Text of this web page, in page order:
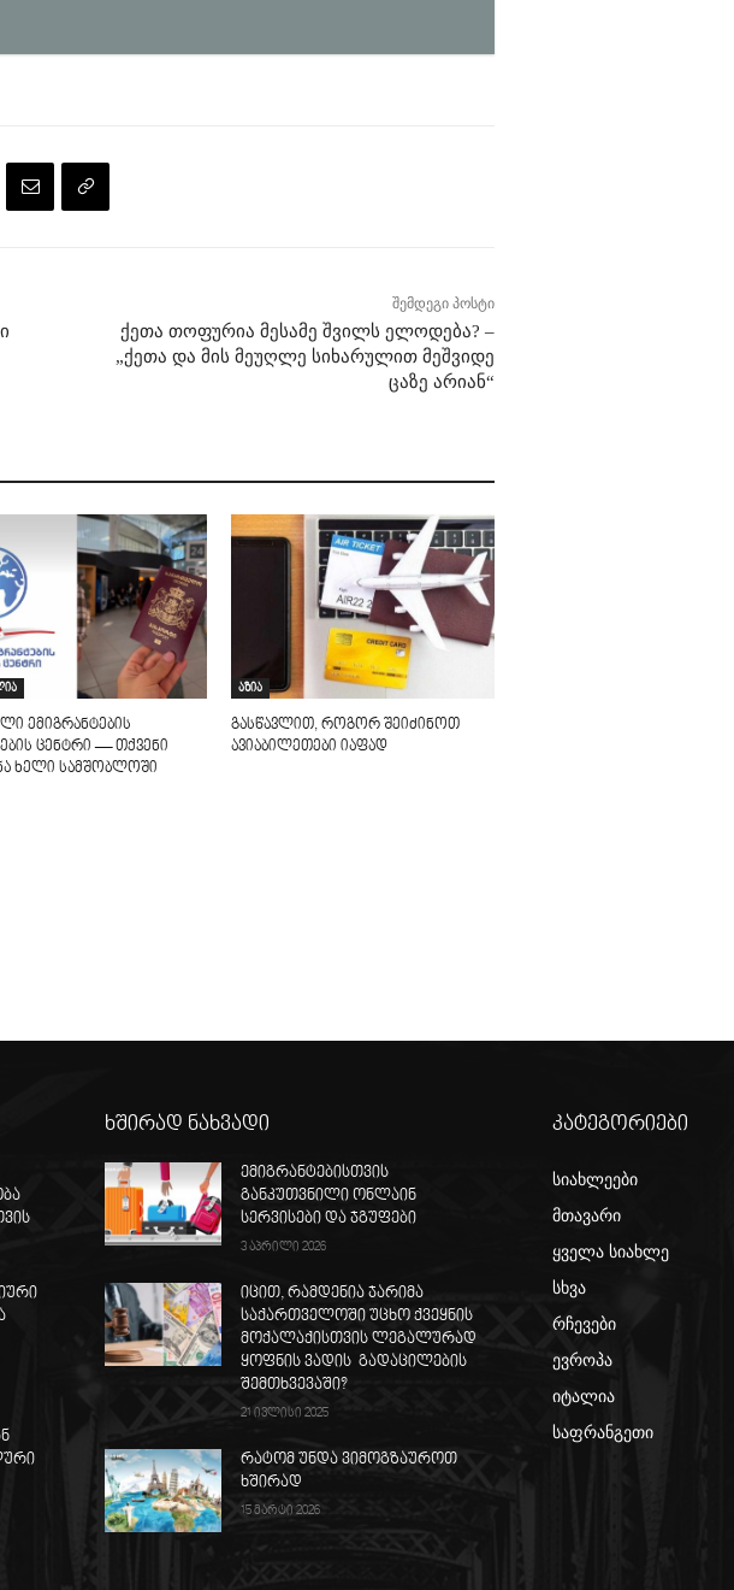
შემდეგი პოსტი
ქეთა თოფურია მესამე შვილს ელოდება? –
„ქე­თა და მის მე­უღ­ლე სი­ხა­რუ­ლით მეშ­ვი­დე
ცა­ზე არიან“
ემიგრანტების
ცენტრი — თქვენი
ხელი სამშობლოში
აზია
გასწავლით, როგორ შეიძინოთ
ავიაბილეთები იაფად
ხშირად ნახვადი
ემიგრანტებისთვის
განკუთვნილი ონლაინ
სერვისები და ჯგუფები
3 აპრილი 2026
იცით, რამდენია ჯარიმა
საქართველოში უცხო ქვეყნის
მოქალაქისთვის ლეგალურად
ყოფნის ვადის გადაცილების
შემთხვევაში?
21 ივლისი 2025
რატომ უნდა ვიმოგზაუროთ
ხშირად
15 მარტი 2026
კატეგორიები
სიახლეები
მთავარი
ყველა სიახლე
სხვა
რჩევები
ევროპა
იტალია
საფრანგეთი